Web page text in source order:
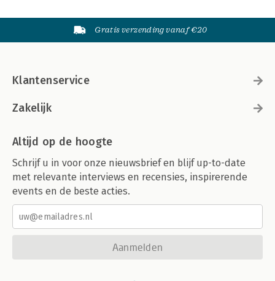
Gratis verzending vanaf €20
Klantenservice
Zakelijk
Altijd op de hoogte
Schrijf u in voor onze nieuwsbrief en blijf up-to-date
met relevante interviews en recensies, inspirerende
events en de beste acties.
Aanmelden